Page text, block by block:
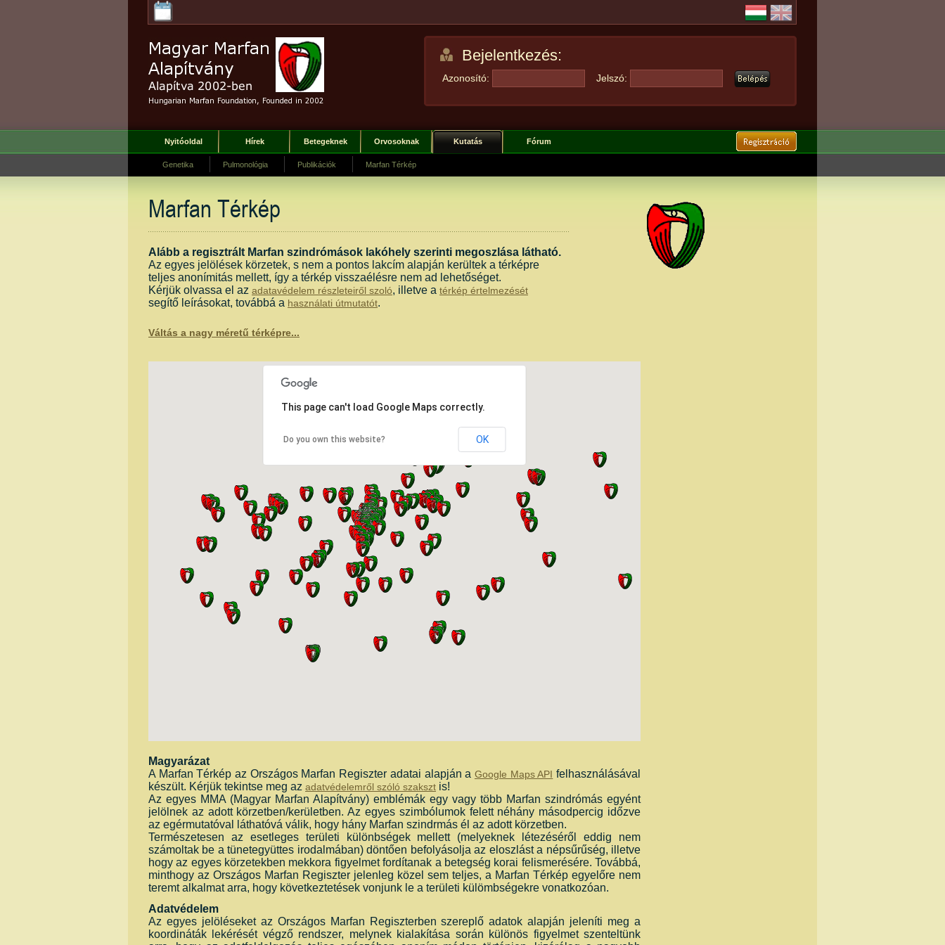
Bejelentkezés:
Azonosító: Jelszó:
Nyitóoldal Hírek Betegeknek Orvosoknak Kutatás Fórum
Genetika Pulmonológia Publikációk Marfan Térkép
Marfan Térkép
Alább a regisztrált Marfan szindrómások lakóhely szerinti megoszlása látható.
Az egyes jelölések körzetek, s nem a pontos lakcím alapján kerültek a térképre
teljes anonímitás mellett, így a térkép visszaélésre nem ad lehetőséget.
Kérjük olvassa el az adatavédelem részleteiről szoló, illetve a térkép értelmezését
segítő leírásokat, továbbá a használati útmutatót.
Váltás a nagy méretű térképre...
This page can't load Google Maps correctly.
Do you own this website? OK
Magyarázat
A Marfan Térkép az Országos Marfan Regiszter adatai alapján a Google Maps API felhasználásával
készült. Kérjük tekintse meg az adatvédelemről szóló szakszt is!
Az egyes MMA (Magyar Marfan Alapítvány) emblémák egy vagy több Marfan szindrómás egyént
jelölnek az adott körzetben/kerületben. Az egyes szimbólumok felett néhány másodpercig időzve
az egérmutatóval láthatóvá válik, hogy hány Marfan szindrmás él az adott körzetben.
Természetesen az esetleges területi különbségek mellett (melyeknek létezéséről eddig nem
számoltak be a tünetegyüttes irodalmában) döntően befolyásolja az eloszlást a népsűrűség, illetve
hogy az egyes körzetekben mekkora figyelmet fordítanak a betegség korai felismerésére. Továbbá,
minthogy az Országos Marfan Regiszter jelenleg közel sem teljes, a Marfan Térkép egyelőre nem
teremt alkalmat arra, hogy következtetések vonjunk le a területi külömbségekre vonatkozóan.
Adatvédelem
Az egyes jelöléseket az Országos Marfan Regiszterben szereplő adatok alapján jeleníti meg a
koordináták lekérését végző rendszer, melynek kialakítása során különös figyelmet szenteltünk